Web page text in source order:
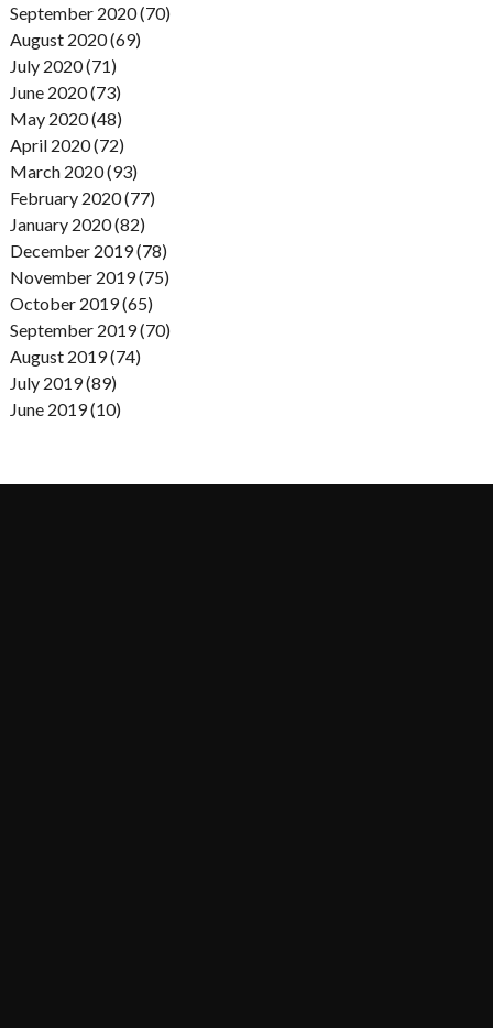
September 2020 (70)
August 2020 (69)
July 2020 (71)
June 2020 (73)
May 2020 (48)
April 2020 (72)
March 2020 (93)
February 2020 (77)
January 2020 (82)
December 2019 (78)
November 2019 (75)
October 2019 (65)
September 2019 (70)
August 2019 (74)
July 2019 (89)
June 2019 (10)